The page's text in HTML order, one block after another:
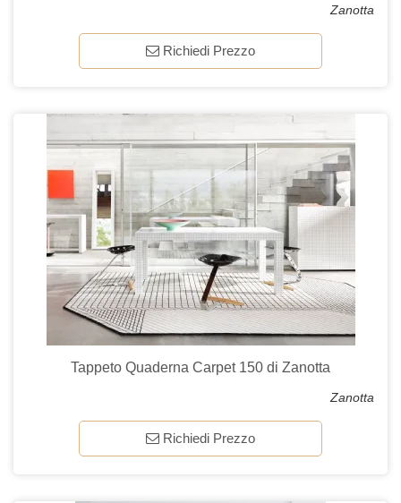
Zanotta
Richiedi Prezzo
Tappeto Quaderna Carpet 150 di Zanotta
Zanotta
Richiedi Prezzo